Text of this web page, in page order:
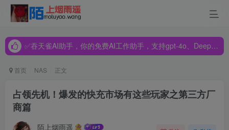
✅吞天雀AI助手，你的免费AI工作助手，支持gpt-4o、DeepSeek、Claude🔥🔥🔥🔥
✅吞天雀AI助手，你的免费AI工作助手，支持gpt-4o、DeepSeek、Claude🔥🔥🔥🔥
首页 NAS 正文
占领先机！爆发的快充市场有这些玩家之第三方厂
商篇
陌上烟雨遥